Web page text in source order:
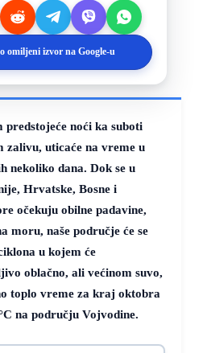
omiljeni izvor na Google-u
noći ka suboti
uticaće na vreme u
nekoliko dana. Dok se u
Hrvatske, Bosne i
očekuju obilne padavine,
moru, naše područje će se
u kojem će
oblačno, ali većinom suvo,
toplo vreme za kraj oktobra
na području Vojvodine.